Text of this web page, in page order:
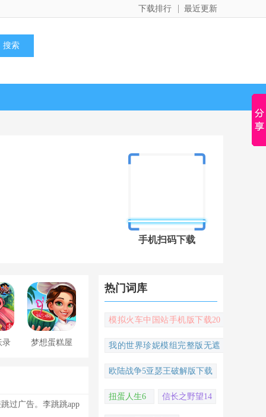
最近更新
下载排行
手机扫码下载
录 梦想蛋糕屋
过广告。李跳跳app
热门词库
模拟火车中国站手机版下载20
我的世界珍妮模组完整版无遮
欧陆战争5亚瑟王破解版下载
扭蛋人生6 信长之野望14